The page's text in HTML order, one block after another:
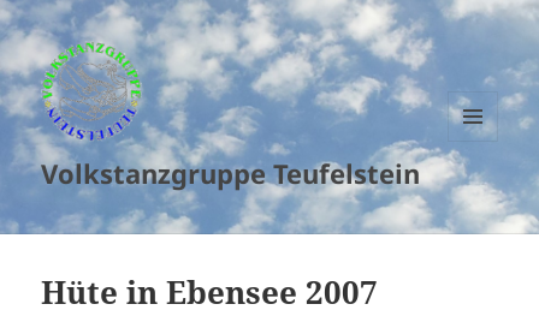
Volkstanzgruppe Teufelstein
MENU
AND
WIDGETS
Hüte in Ebensee 2007